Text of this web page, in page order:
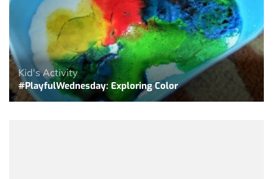
Kid's Activity
#PlayfulWednesday: Exploring Color